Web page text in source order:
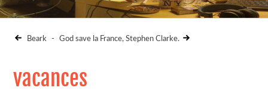
Beark - God save la France, Stephen Clarke.
vacances